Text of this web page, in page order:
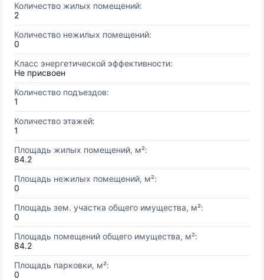
Количество жилых помещений:
2
Количество нежилых помещений:
0
Класс энергетической эффективности:
Не присвоен
Количество подъездов:
1
Количество этажей:
1
Площадь жилых помещений, м²:
84.2
Площадь нежилых помещений, м²:
0
Площадь зем. участка общего имущества, м²:
0
Площадь помещений общего имущества, м²:
84.2
Площадь парковки, м²:
0